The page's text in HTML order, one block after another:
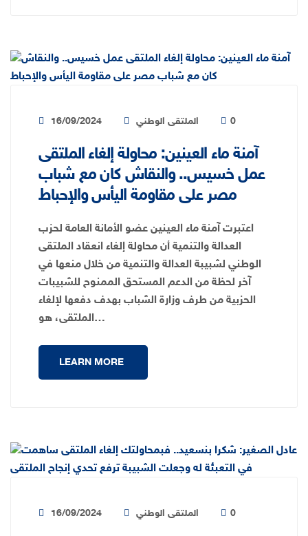
16/09/2024 الملتقى الوطني 0
آمنة ماء العينين: محاولة إلغاء الملتقى
عمل خسيس.. والنقاش كان مع شباب
مصر على مقاومة اليأس والإحباط
اعتبرت آمنة ماء العينين عضو الأمانة العامة لحزب
العدالة والتنمية أن محاولة إلغاء انعقاد الملتقى
الوطني لشبيبة العدالة والتنمية من خلال منعها في
آخر لحظة من الدعم المستحق الممنوح للشبيبات
الحزبية من طرف وزارة الشباب بهدف دفعها لإلغاء
الملتقى، هو…
LEARN MORE
16/09/2024 الملتقى الوطني 0